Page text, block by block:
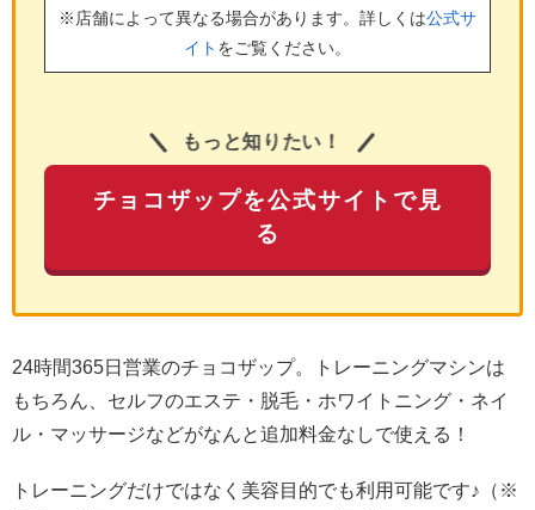
※店舗によって異なる場合があります。詳しくは公式サ
イト をご覧ください。
もっと知りたい！
チョコザップを公式サイトで見
る
24時間365日営業のチョコザップ。トレーニングマシンは
もちろん、セルフのエステ・脱毛・ホワイトニング・ネイ
ル・マッサージなどがなんと追加料金なしで使える！
トレーニングだけではなく美容目的でも利用可能です♪（※